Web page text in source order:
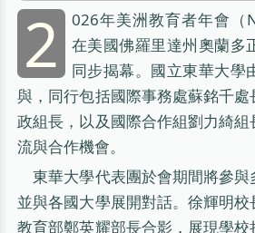
2
026年美洲教育者年會（
在美國佛羅里達州奧蘭多
同步揭幕。國立東華大學
與，同行包括國際事務處蘇銘千
政組長，以及國際合作組劉力綺
流與合作機會。
東華大學代表團於會期間將參與
並與各國大學展開對話。徐輝明
教育部鄭英耀部長合影，展現學